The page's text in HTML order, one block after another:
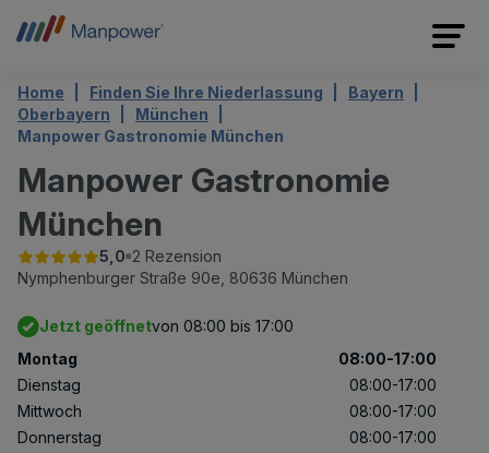
Home Finden Sie Ihre Niederlassung
Bayern
Oberbayern
München
Manpower Gastronomie München
Manpower Gastronomie
München
5,0 2 Rezension
Nymphenburger Straße 90e, 80636 München
Jetzt geöffnetvon 08:00 bis 17:00
Montag
08:00-17:00
Dienstag
08:00-17:00
Mittwoch
08:00-17:00
Donnerstag
08:00-17:00